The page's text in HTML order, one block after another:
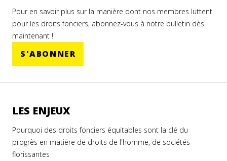
Pour en savoir plus sur la manière dont nos membres luttent
pour les droits fonciers, abonnez-vous à notre bulletin dès
maintenant !
S'ABONNER
LES ENJEUX
Pourquoi des droits fonciers équitables sont la clé du
progrès en matière de droits de l'homme, de sociétés
florissantes